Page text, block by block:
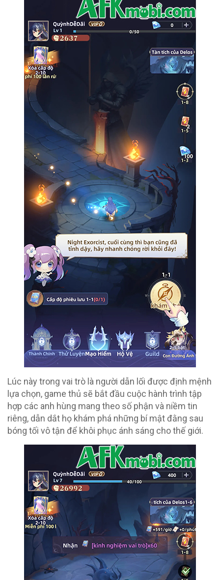
Lúc này trong vai trò là người dẫn lối được định mệnh
lựa chọn, game thủ sẽ bắt đầu cuộc hành trình tập
hợp các anh hùng mang theo số phận và niềm tin
riêng, dẫn dắt họ khám phá những bí mật đằng sau
bóng tối vô tận để khôi phục ánh sáng cho thế giới.